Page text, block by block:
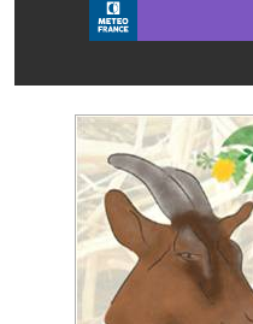
Toutes les publications
Communauté de communes
Autres groupements
Les réseaux partenaires
L'association des maires
L'office de tourisme